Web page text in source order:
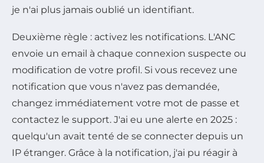
je n'ai plus jamais oublié un identifiant.
Deuxième règle : activez les notifications. L'ANC
envoie un email à chaque connexion suspecte ou
modification de votre profil. Si vous recevez une
notification que vous n'avez pas demandée,
changez immédiatement votre mot de passe et
contactez le support. J'ai eu une alerte en 2025 :
quelqu'un avait tenté de se connecter depuis un
IP étranger. Grâce à la notification, j'ai pu réagir à